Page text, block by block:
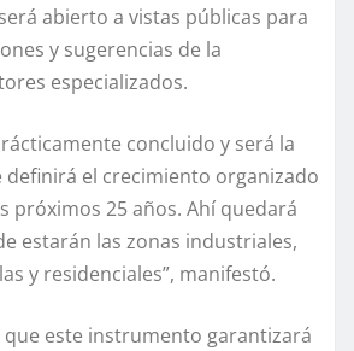
abierto a vistas públicas para
y sugerencias de la
especializados.
concluido y será la
el crecimiento organizado
próximos 25 años. Ahí quedará
estarán las zonas industriales,
y residenciales”, manifestó.
que este instrumento garantizará